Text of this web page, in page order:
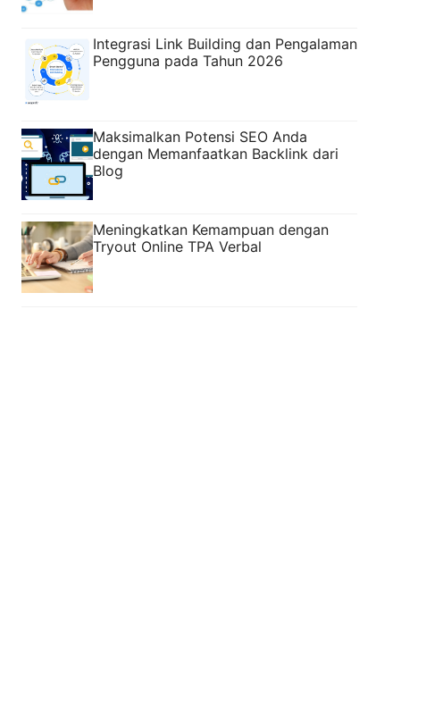
Integrasi Link Building dan Pengalaman
Pengguna pada Tahun 2026
Maksimalkan Potensi SEO Anda
dengan Memanfaatkan Backlink dari
Blog
Meningkatkan Kemampuan dengan
Tryout Online TPA Verbal